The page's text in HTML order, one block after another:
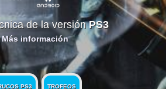
de la versiónPS3
Más información
PS3 TROFEOS